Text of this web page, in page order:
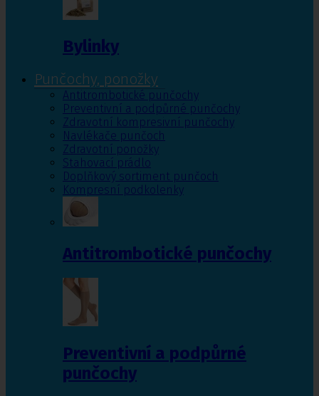
Bylinky
Punčochy, ponožky
Antitrombotické punčochy
Preventivní a podpůrné punčochy
Zdravotní kompresivní punčochy
Navlékače punčoch
Zdravotní ponožky
Stahovací prádlo
Doplňkový sortiment punčoch
Kompresní podkolenky
Antitrombotické punčochy
Preventivní a podpůrné
punčochy